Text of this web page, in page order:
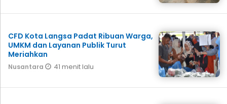
CFD Kota Langsa Padat Ribuan Warga,
UMKM dan Layanan Publik Turut
Meriahkan
Nusantara 41 menit lalu